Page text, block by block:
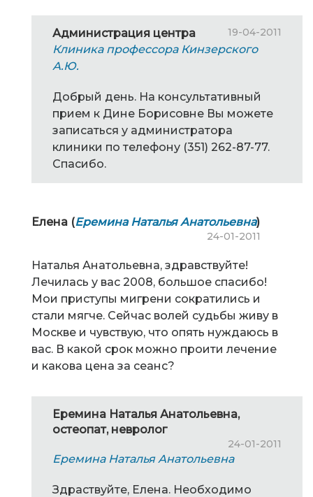
Администрация центра 19-04-2011
Клиника профессора Кинзерского
А.Ю.
Добрый день. На консультативный
прием к Дине Борисовне Вы можете
записаться у администратора
клиники по телефону (351) 262-87-77.
Спасибо.
Елена (Еремина Наталья Анатольевна)
24-01-2011
Наталья Анатольевна, здравствуйте!
Лечилась у вас 2008, большое спасибо!
Мои приступы мигрени сократились и
стали мягче. Сейчас волей судьбы живу в
Москве и чувствую, что опять нуждаюсь в
вас. В какой срок можно проити лечение
и какова цена за сеанс?
Еремина Наталья Анатольевна,
остеопат, невролог
24-01-2011
Еремина Наталья Анатольевна
Здраствуйте, Елена. Необходимо